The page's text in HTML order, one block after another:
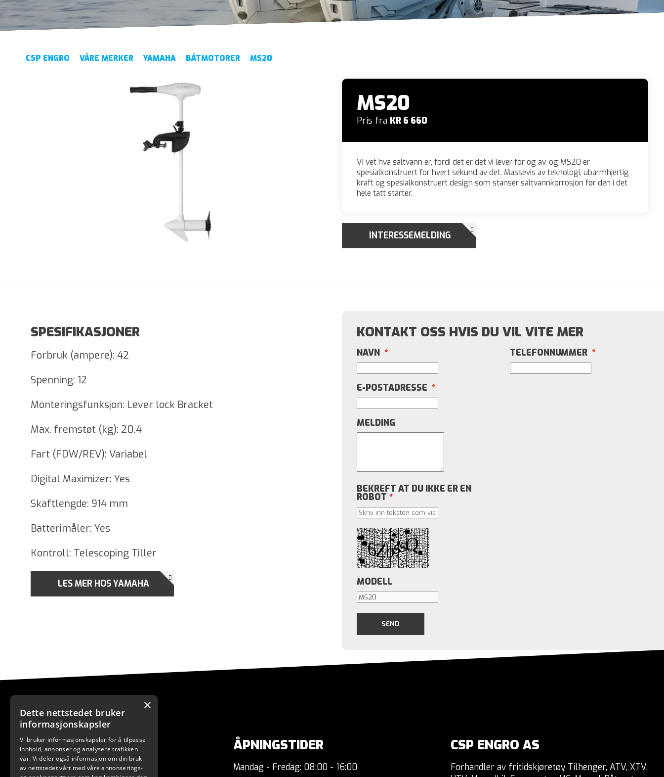
CSP ENGRO VÅRE MERKER YAMAHA BÅTMOTORER MS20
MS20
Pris fra KR 6 660
Vi vet hva saltvann er, fordi det er det vi lever for og av, og MS20 er
spesialkonstruert for hvert sekund av det. Massevis av teknologi, ubarmhjertig
kraft og spesialkonstruert design som stanser saltvannkorrosjon før den i det
hele tatt starter.
INTERESSEMELDING
SPESIFIKASJONER
Forbruk (ampere): 42
Spenning: 12
Monteringsfunksjon: Lever lock Bracket
Max. fremstøt (kg): 20.4
Fart (FDW/REV): Variabel
Digital Maximizer: Yes
Skaftlengde: 914 mm
Batterimåler: Yes
Kontroll: Telescoping Tiller
LES MER HOS YAMAHA
KONTAKT OSS HVIS DU VIL VITE MER
NAVN * TELEFONNUMMER *
E-POSTADRESSE *
MELDING
BEKREFT AT DU IKKE ER EN
ROBOT *
MODELL
KONTAKT
+4778434000
ÅPNINGSTIDER
Mandag - Fredag: 08:00 - 16:00
CSP ENGRO AS
Forhandler av fritidskjøretøy Tilhenger, ATV, XTV,
×
Dette nettstedet bruker
informasjonskapsler
Vi bruker informasjonskapsler for å tilpasse
innhold, annonser og analysere trafikken
vår. Vi deler også informasjon om din bruk
av nettstedet vårt med våre annonserings-